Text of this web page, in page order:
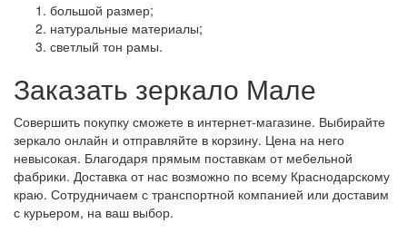
большой размер;
натуральные материалы;
светлый тон рамы.
Заказать зеркало Мале
Совершить покупку сможете в интернет-магазине. Выбирайте
зеркало онлайн и отправляйте в корзину. Цена на него
невысокая. Благодаря прямым поставкам от мебельной
фабрики. Доставка от нас возможно по всему Краснодарскому
краю. Сотрудничаем с транспортной компанией или доставим
с курьером, на ваш выбор.